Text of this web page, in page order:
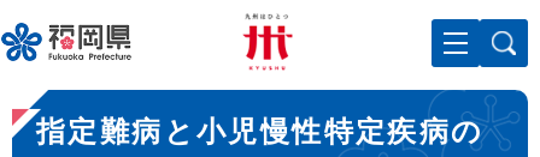
ー
ジ
先
頭
メニューを飛ばして本文へ
本
文
指定難病と小児慢性特定疾病の